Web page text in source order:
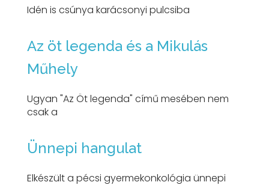
Idén is csúnya karácsonyi pulcsiba
Az öt legenda és a Mikulás
Műhely
Ugyan "Az Öt legenda" című mesében nem
csak a
Ünnepi hangulat
Elkészült a pécsi gyermekonkológia ünnepi